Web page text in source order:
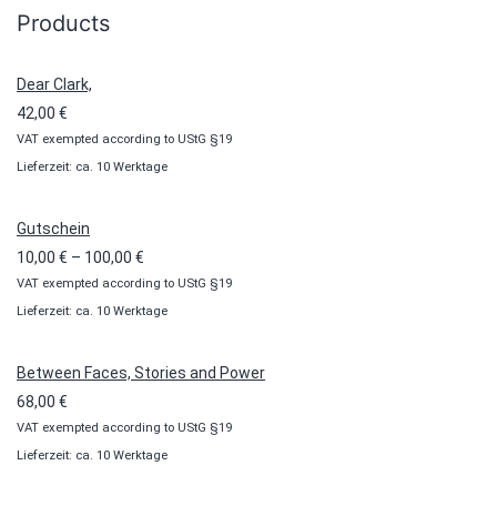
Products
Dear Clark,
42,00 €
VAT exempted according to UStG §19
Lieferzeit: ca. 10 Werktage
Gutschein
10,00 € – 100,00 €
10,00 €
bis
VAT exempted according to UStG §19
Lieferzeit: ca. 10 Werktage
Between Faces, Stories and Power
68,00 €
VAT exempted according to UStG §19
Lieferzeit: ca. 10 Werktage